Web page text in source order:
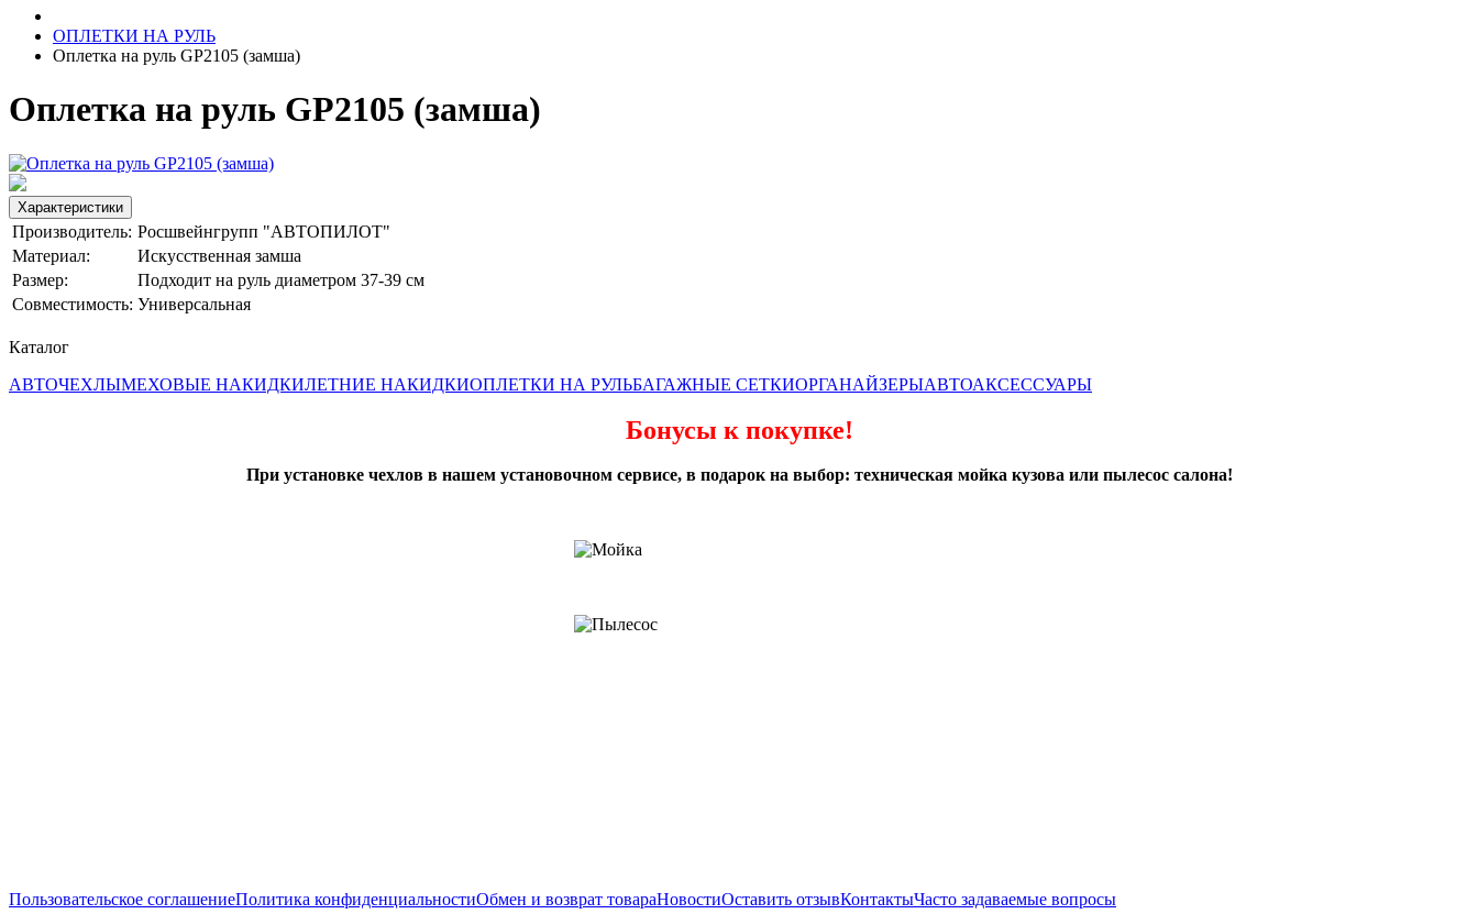
ОПЛЕТКИ НА РУЛЬ
Оплетка на руль GP2105 (замша)
Оплетка на руль GP2105 (замша)
Характеристики
Производитель: Росшвейнгрупп "АВТОПИЛОТ"
Материал:
Искусственная замша
Размер:
Подходит на руль диаметром 37-39 см
Совместимость: Универсальная
Каталог
АВТОЧЕХЛЫМЕХОВЫЕ НАКИДКИЛЕТНИЕ НАКИДКИОПЛЕТКИ НА РУЛЬБАГАЖНЫЕ СЕТКИОРГАНАЙЗЕРЫАВТОАКСЕССУАРЫ
Бонусы к покупке!
При установке чехлов в нашем установочном сервисе, в подарок на выбор: техническая мойка кузова или пылесос салона!
Пользовательское соглашениеПолитика конфиденциальностиОбмен и возврат товараНовостиОставить отзывКонтактыЧасто задаваемые вопросы